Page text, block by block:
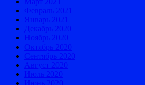
Февраль 2021
Январь 2021
Декабрь 2020
Ноябрь 2020
Октябрь 2020
Сентябрь 2020
Август 2020
Июль 2020